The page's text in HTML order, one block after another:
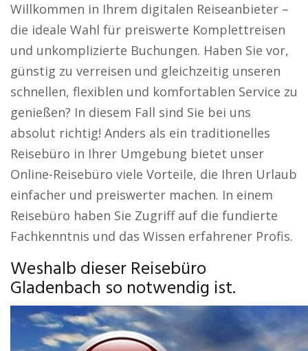
Willkommen in Ihrem digitalen Reiseanbieter –
die ideale Wahl für preiswerte Komplettreisen
und unkomplizierte Buchungen. Haben Sie vor,
günstig zu verreisen und gleichzeitig unseren
schnellen, flexiblen und komfortablen Service zu
genießen? In diesem Fall sind Sie bei uns
absolut richtig! Anders als ein traditionelles
Reisebüro in Ihrer Umgebung bietet unser
Online-Reisebüro viele Vorteile, die Ihren Urlaub
einfacher und preiswerter machen. In einem
Reisebüro haben Sie Zugriff auf die fundierte
Fachkenntnis und das Wissen erfahrener Profis.
Weshalb dieser Reisebüro
Gladenbach so notwendig ist.